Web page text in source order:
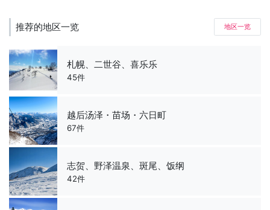
推荐的地区一览 地区一览
札幌、二世谷、喜乐乐
45件
越后汤泽・苗场・六日町
67件
志贺、野泽温泉、斑尾、饭纲
42件